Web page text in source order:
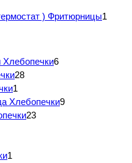
) Фритюрницы1
Хлебопечки6
28
1
Хлебопечки9
23
1